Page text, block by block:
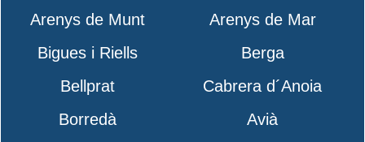
Arenys de Munt
Arenys de Mar
Bigues i Riells
Berga
Bellprat
Cabrera d´Anoia
Borredà
Avià